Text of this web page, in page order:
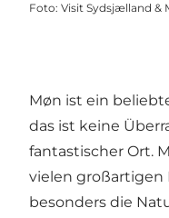
Foto: Visit Sydsjælland &
Møn ist ein
das ist keine
fantastischer Ort.
vielen großartigen
besonders die